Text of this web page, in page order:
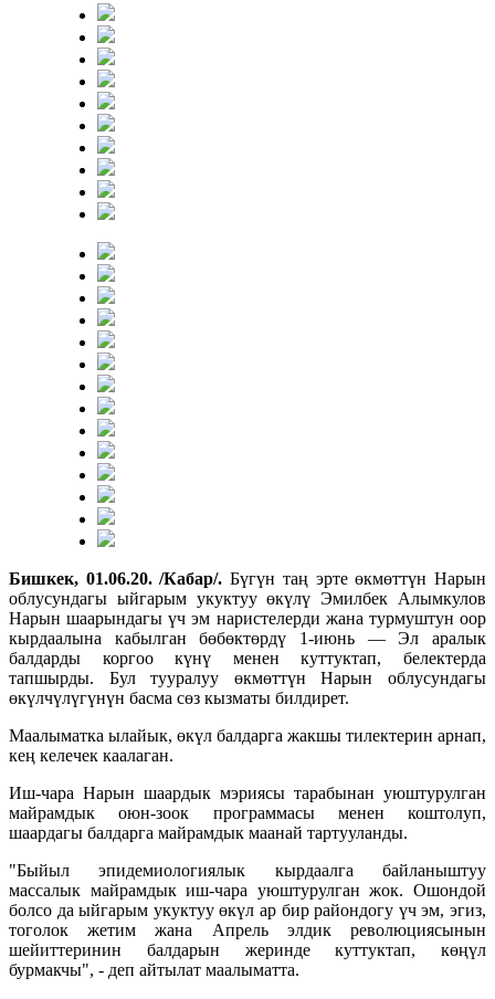
Бишкек, 01.06.20. /Кабар/.Бүгүн таң эрте өкмөттүн Нарын
облусундагы ыйгарым укуктуу өкүлү Эмилбек Алымкулов
Нарын шаарындагы үч эм наристелерди жана турмуштун оор
кырдаалына кабылган бөбөктөрдү 1-июнь — Эл аралык
балдарды коргоо күнү менен куттуктап, белектерда
тапшырды. Бул тууралуу өкмөттүн Нарын облусундагы
өкүлчүлүгүнүн басма сөз кызматы билдирет.
Маалыматка ылайык, өкүл балдарга жакшы тилектерин арнап,
кең келечек каалаган.
Иш-чара Нарын шаардык мэриясы тарабынан уюштурулган
майрамдык оюн-зоок программасы менен коштолуп,
шаардагы балдарга майрамдык маанай тартууланды.
"Быйыл эпидемиологиялык кырдаалга байланыштуу
массалык майрамдык иш-чара уюштурулган жок. Ошондой
болсо да ыйгарым укуктуу өкүл ар бир райондогу үч эм, эгиз,
тоголок жетим жана Апрель элдик революциясынын
шейиттеринин балдарын жеринде куттуктап, көңүл
бурмакчы", - деп айтылат маалыматта.